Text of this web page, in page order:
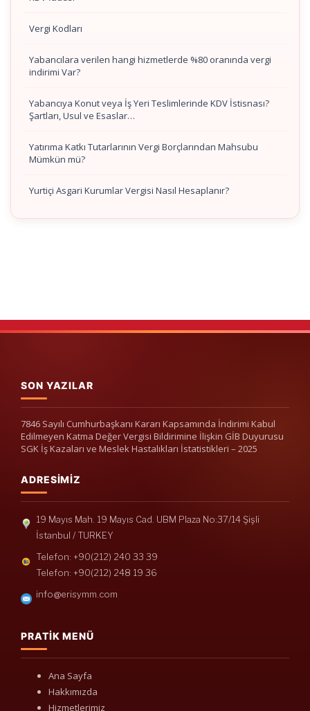
Vergi Kodları
Yabancılara verilen hangi hizmetlerde %80 oranında vergi
indirimi Var?
Yabancıya Konut veya İş Yeri Teslimlerinde KDV İstisnası?
Şartları, Usul ve Esaslar…
Yatırıma Katkı Tutarlarının Vergi Borçlarından Mahsubu
Mümkün mü?
Yurtiçi Asgari Kurumlar Vergisi Nasıl Hesaplanır?
SON YAZILAR
7846 Sayılı Cumhurbaşkanı Kararı Kapsamında İndirimi Kabul
Edilmeyen Katma Değer Vergisi Bildirimine İlişkin GİB Duyurusu
SGK İş Kazaları ve Meslek Hastalıkları İstatistikleri – 2025
ADRESIMIZ
19 Mayıs Mah. 19 Mayıs Cad. UBM Plaza No:37/14 Şişli
İstanbul / TURKEY
Telefon: +90(212) 240 33 39
Telefon: +90(212) 248 19 36
info@erisymm.com
PRATIK MENÜ
Ana Sayfa
Hakkımızda
Hizmetlerimiz